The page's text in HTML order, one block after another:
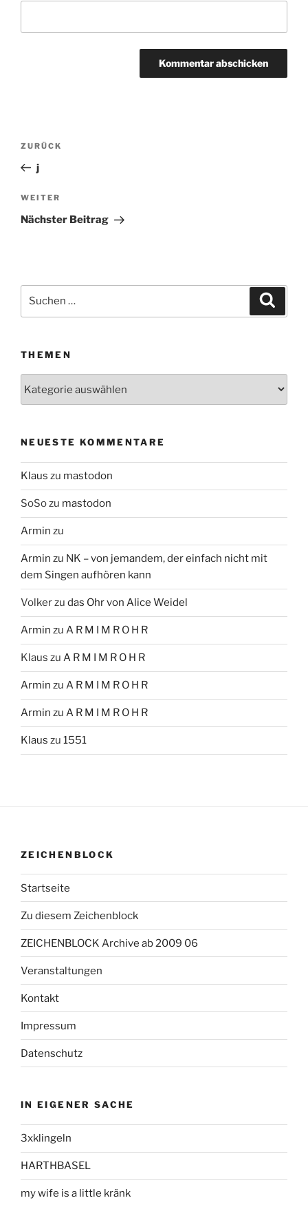
Beitragsnavigation
Vorheriger
Beitrag
ZURÜCK
j
Nächster
Beitrag
WEITER
Nächster Beitrag
Suchen
THEMEN
NEUESTE KOMMENTARE
Klaus zu mastodon
SoSozu mastodon
Armin zu
Armin zu NK – von jemandem, der einfach nicht mit
dem Singen aufhören kann
Volkerzu das Ohr von Alice Weidel
Armin zu A R M I M R O H R
Klaus zu A R M I M R O H R
Armin zu A R M I M R O H R
Armin zu A R M I M R O H R
Klaus zu 1551
ZEICHENBLOCK
Startseite
Zu diesem Zeichenblock
ZEICHENBLOCK Archive ab 2009 06
Veranstaltungen
Kontakt
Impressum
Datenschutz
IN EIGENER SACHE
3xklingeln
HARTHBASEL
my wife is a little kränk